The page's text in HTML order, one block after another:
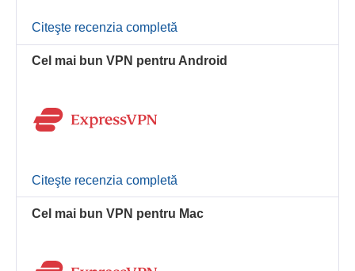
Citeşte recenzia completă
Cel mai bun VPN pentru Android
Citeşte recenzia completă
Cel mai bun VPN pentru Mac